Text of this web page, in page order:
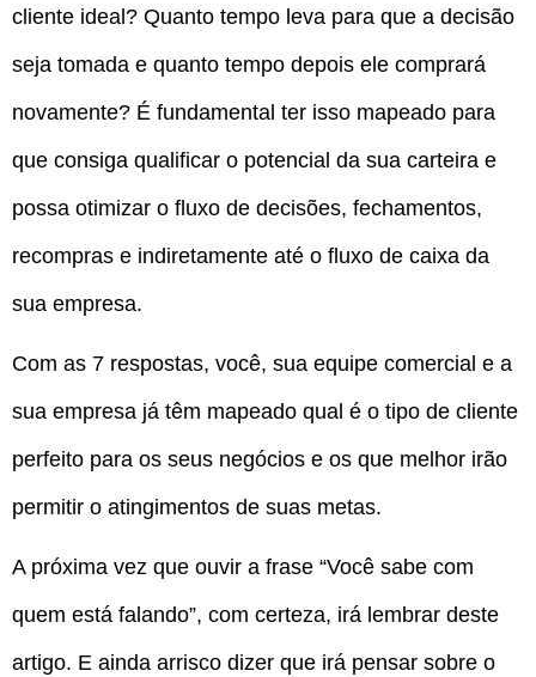
cliente ideal? Quanto tempo leva para que a decisão
seja tomada e quanto tempo depois ele comprará
novamente? É fundamental ter isso mapeado para
que consiga qualificar o potencial da sua carteira e
possa otimizar o fluxo de decisões, fechamentos,
recompras e indiretamente até o fluxo de caixa da
sua empresa.
Com as 7 respostas, você, sua equipe comercial e a
sua empresa já têm mapeado qual é o tipo de cliente
perfeito para os seus negócios e os que melhor irão
permitir o atingimentos de suas metas.
A próxima vez que ouvir a frase “Você sabe com
quem está falando”, com certeza, irá lembrar deste
artigo. E ainda arrisco dizer que irá pensar sobre o